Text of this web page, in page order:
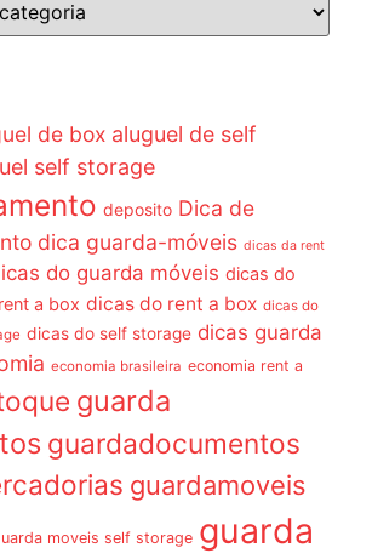
de box aluguel de self
self storage
deposito Dica de
dica guarda-móveis dicas da rent
do guarda móveis dicas do
a box dicas do rent a box dicas do
dicas do self storage dicas guarda
economia brasileira economia rent a
guarda
guardadocumentos
guardamoveis
moveis self storage guarda